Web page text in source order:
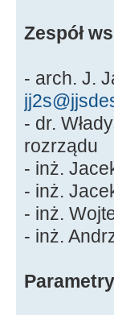
Zespół
- arch. J.
- dr.
rozrządu
- inż.
- inż.
- inż.
- inż.